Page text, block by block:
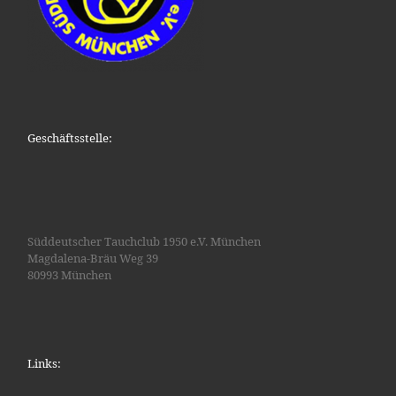
Geschäftsstelle:
Süddeutscher Tauchclub 1950 e.V. München
Magdalena-Bräu Weg 39
80993 München
Links: